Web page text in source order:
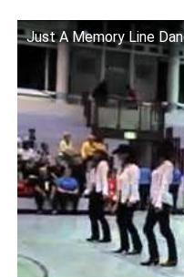
Just A Memory Line